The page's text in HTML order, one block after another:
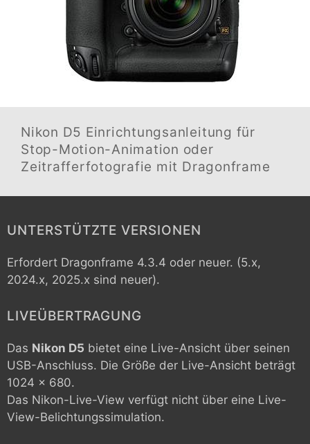
Nikon D5 Einrichtungsanleitung für
Stop-Motion-Animation oder
Zeitrafferfotografie mit Dragonframe
UNTERSTÜTZTE VERSIONEN
Erfordert Dragonframe 4.3.4 oder neuer. (5.x,
2024.x, 2025.x sind neuer).
LIVEÜBERTRAGUNG
Das Nikon D5 bietet eine Live-Ansicht über seinen
USB-Anschluss. Die Größe der Live-Ansicht beträgt
1024 x 680.
Das Nikon-Live-View verfügt nicht über eine Live-
View-Belichtungssimulation.